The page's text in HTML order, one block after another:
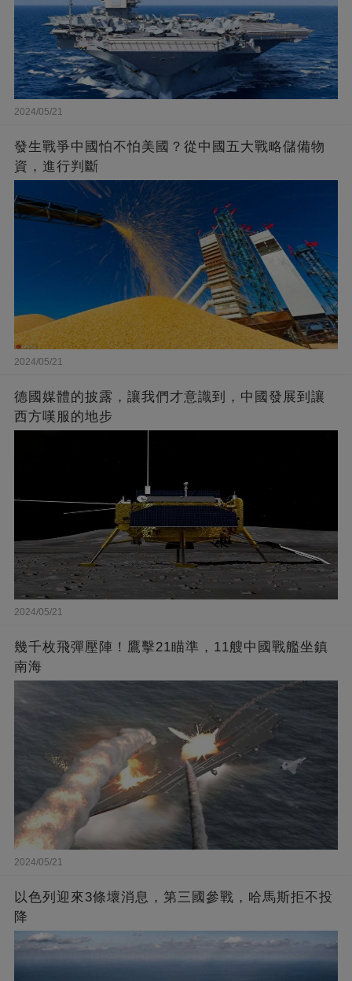
2024/05/21
發生戰爭中國怕不怕美國？從中國五大戰略儲備物
資，進行判斷
2024/05/21
德國媒體的披露，讓我們才意識到，中國發展到讓
西方嘆服的地步
2024/05/21
幾千枚飛彈壓陣！鷹擊21瞄準，11艘中國戰艦坐鎮
南海
2024/05/21
以色列迎來3條壞消息，第三國參戰，哈馬斯拒不投
降